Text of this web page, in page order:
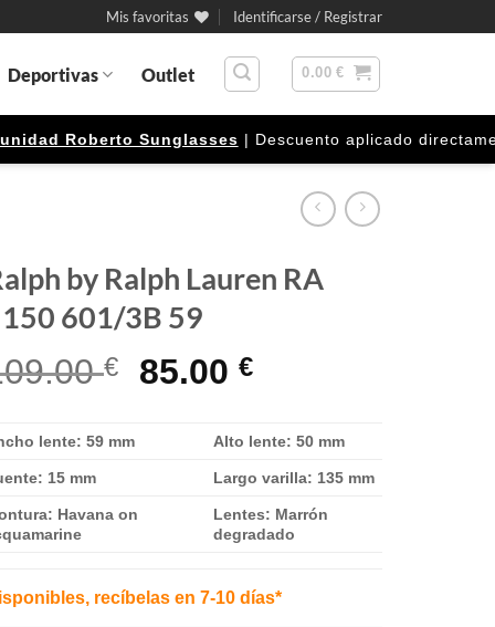
Mis favoritas Identificarse / Registrar
Deportivas Outlet 0.00€
Roberto Sunglasses | Descuento aplicado directamente
by Ralph Lauren RA
601/3B 59
€
El
original
109.00 €.
85.00 €El
actual
es:
85.00 €.
lente: 59 mm Alto lente: 50 mm
15 mm Largo varilla: 135 mm
Havana on
Lentes: Marrón
degradado
recíbelas en 7-10 días*